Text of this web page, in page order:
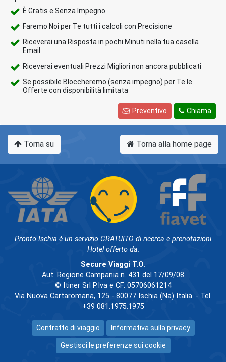
È Gratis e Senza Impegno
Faremo Noi per Te tutti i calcoli con Precisione
Riceverai una Risposta in pochi Minuti nella tua casella
Email
Riceverai eventuali Prezzi Migliori non ancora pubblicati
Se possibile Bloccheremo (senza impegno) per Te le
Offerte con disponibilità limitata
Chiama
Preventivo
Torna su Torna alla home page
Pronto Ischia è un servizio GRATUITO di ricerca e prenotazioni
Hotel offerto da:
Secure Viaggi T.O.
Aut. Regione Campania n. 431 del 17/09/08
© Itiner Srl P.Iva e CF: 05706061214
Via Nuova Cartaromana, 125 - 80077 Ischia (Na) Italia. - Tel.
+39 081.1975.1975
Contratto di viaggio Informativa sulla privacy
Gestisci le preferenze sui cookie